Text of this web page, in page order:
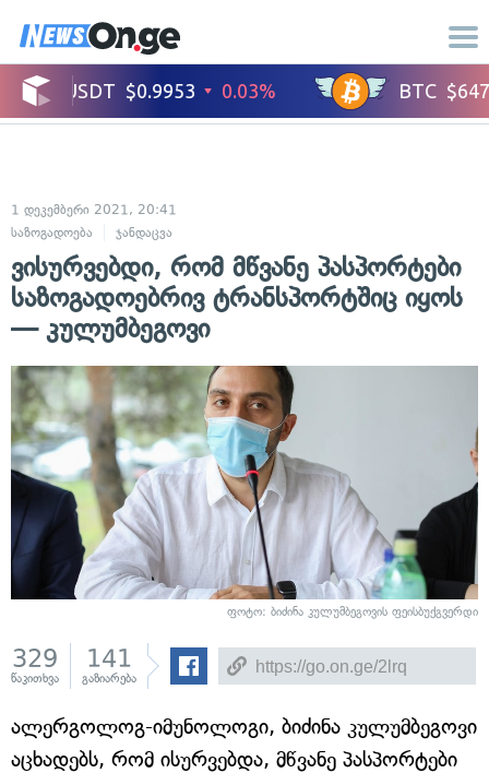
1 დეკემბერი 2021, 20:41
საზოგადოება
ჯანდაცვა
ვისურვებდი, რომ მწვანე პასპორტები
საზოგადოებრივ ტრანსპორტშიც იყოს
— კულუმბეგოვი
ფოტო: ბიძინა კულუმბეგოვის ფეისბუქგვერდი
329
წაკითხვა
141
გაზიარება
ალერგოლოგ-იმუნოლოგი, ბიძინა კულუმბეგოვი
აცხადებს, რომ ისურვებდა, მწვანე პასპორტები